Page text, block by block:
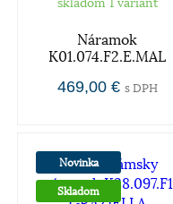
Náramok
K01.074.F2.E.MAL
469,00 € s DPH
Novinka
Skladom